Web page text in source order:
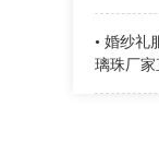
• 婚纱礼
璃珠厂家